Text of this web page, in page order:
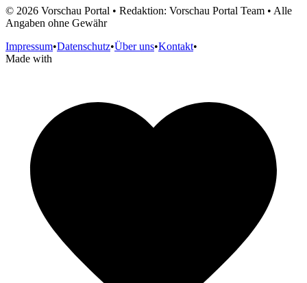
© 2026 Vorschau Portal • Redaktion: Vorschau Portal Team • Alle
Angaben ohne Gewähr
Impressum•Datenschutz•Über uns•Kontakt•
Made with